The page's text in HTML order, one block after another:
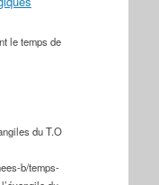
le temps de
du T.O
b/temps-